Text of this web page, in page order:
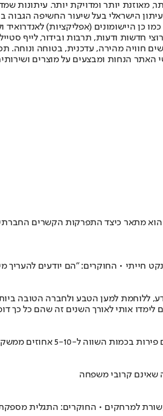
יותר ומדויקת יותר. עיתונות
פורסמה ב-30 ביולי 2007, וב-2010 הפך "ישראל היום"
חדשות ודעות, תרבות ובידור, לייף
חוויה מהירה, עדכנית, בטוחה
הנחות ומבצעים על מוצרים
מתאר כיצד התפרקות הקשרים
חייתי • החוקרים: "הם יודעים להעריך
ללוחמת למען הטבע ולחברה הטובה
אותי לאורך השנים זה שהם כל כך
של אלכוהול הופכת למשמעותית למדי"
שאינם קרובי משפחה
למרחקים • החוקרים: התגלית